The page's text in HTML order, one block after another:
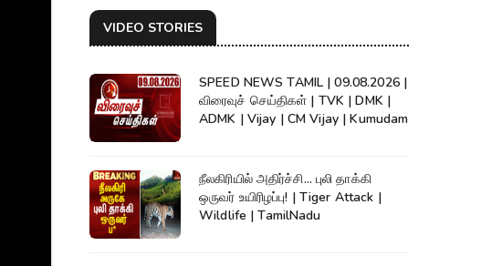
VIDEO STORIES
SPEED NEWS TAMIL | 09.08.2026 |
விரைவுச் செய்திகள் | TVK | DMK |
ADMK | Vijay | CM Vijay | Kumudam
நீலகிரியில் அதிர்ச்சி... புலி தாக்கி
ஒருவர் உயிரிழப்பு! | Tiger Attack |
Wildlife | TamilNadu